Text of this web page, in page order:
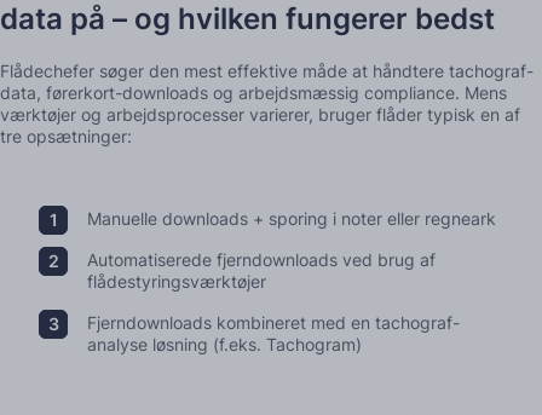
data på – og hvilken fungerer bedst
Flådechefer søger den mest effektive måde at håndtere tachograf-
data, førerkort-downloads og arbejdsmæssig compliance. Mens
værktøjer og arbejdsprocesser varierer, bruger flåder typisk en af
tre opsætninger:
Manuelle downloads + sporing i noter eller regneark
Automatiserede fjerndownloads ved brug af
flådestyringsværktøjer
Fjerndownloads kombineret med en tachograf-
analyse løsning (f.eks. Tachogram)